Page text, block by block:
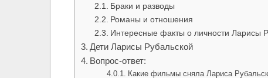
Браки и разводы
Романы и отношения
Интересные факты о личности Ларисы
Дети Ларисы Рубальской
Вопрос-ответ:
Какие фильмы сняла Лариса